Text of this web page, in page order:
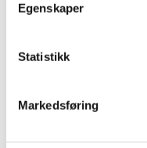
Egenskaper
Statistikk
Markedsføring
- Det er dette som
Møtes, inkludere
er godt å se et så
dag i romjulen. Vi